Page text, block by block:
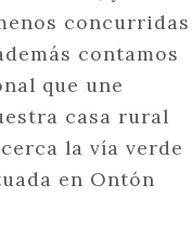
concurridas
contamos
que une
casa rural
la vía verde
en Ontón